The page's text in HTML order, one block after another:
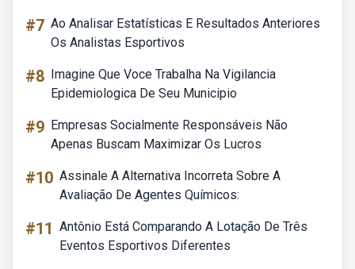
#7 Ao Analisar Estatísticas E Resultados Anteriores
Os Analistas Esportivos
#8 Imagine Que Voce Trabalha Na Vigilancia
Epidemiologica De Seu Municipio
#9 Empresas Socialmente Responsáveis Não
Apenas Buscam Maximizar Os Lucros
#10 Assinale A Alternativa Incorreta Sobre A
Avaliação De Agentes Químicos:
#11 Antônio Está Comparando A Lotação De Três
Eventos Esportivos Diferentes